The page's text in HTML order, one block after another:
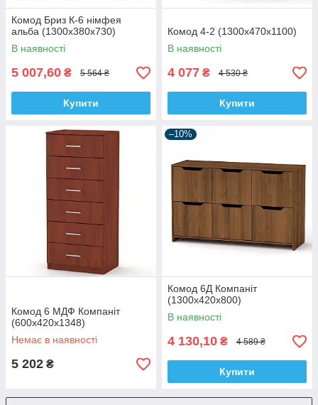
Комод Бриз К-6 німфея
альба (1300х380х730)
В наявності
5 007,60 ₴ 5 564 ₴
Купити
Комод 4-2 (1300х470х1100)
В наявності
4 077 ₴ 4 530 ₴
Купити
Комод 6 МДФ Компаніт
(600х420х1348)
Немає в наявності
5 202 ₴
–10%
Комод 6Д Компаніт
(1300х420х800)
В наявності
4 130,10 ₴ 4 589 ₴
Купити